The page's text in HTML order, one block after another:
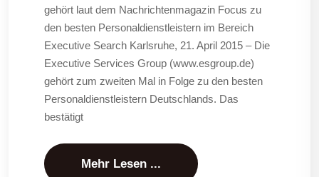
gehört laut dem Nachrichtenmagazin Focus zu
den besten Personaldienstleistern im Bereich
Executive Search Karlsruhe, 21. April 2015 – Die
Executive Services Group (www.esgroup.de)
gehört zum zweiten Mal in Folge zu den besten
Personaldienstleistern Deutschlands. Das
bestätigt
Mehr Lesen ...